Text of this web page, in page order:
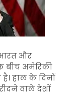
और
बीच अमेरिकी
है। हाल के दिनों
वाले देशों